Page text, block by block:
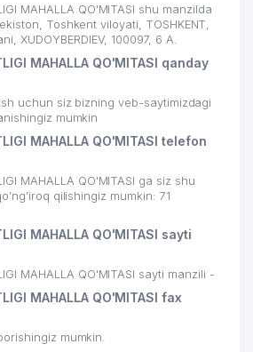
MAHALLA QO'MITASI shu manzilda
Toshkent viloyati, TOSHKENT,
XUDOYBERDIEV, 100097, 6 А.
MAHALLA QO'MITASI qanday
uchun siz bizning veb-saytimizdagi
mumkin
MAHALLA QO'MITASI telefon
MAHALLA QO'MITASI ga siz shu
qilishingiz mumkin: 71
MAHALLA QO'MITASI sayti
MAHALLA QO'MITASI sayti manzili -
MAHALLA QO'MITASI fax
mumkin.